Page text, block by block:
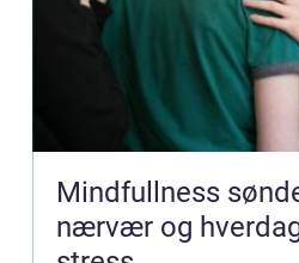
Mindfullness
nærvær og